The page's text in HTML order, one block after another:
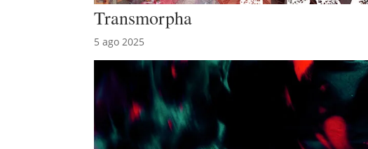
Transmorpha
5 ago 2025